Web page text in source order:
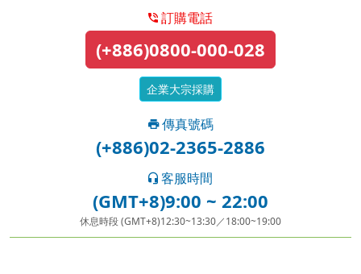
訂購電話
(+886)0800-000-028
企業大宗採購
傳真號碼
(+886)02-2365-2886
客服時間
(GMT+8)9:00 ~ 22:00
休息時段 (GMT+8)12:30~13:30／18:00~19:00